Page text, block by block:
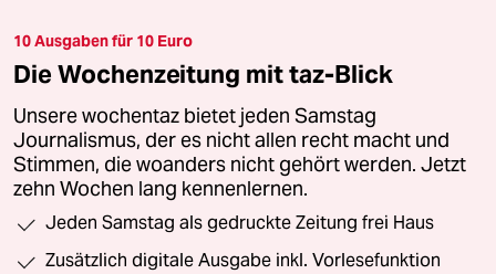
10 Ausgaben für 10 Euro
Die Wochenzeitung mit taz-Blick
Unsere wochentaz bietet jeden Samstag
Journalismus, der es nicht allen recht macht und
Stimmen, die woanders nicht gehört werden. Jetzt
zehn Wochen lang kennenlernen.
Jeden Samstag als gedruckte Zeitung frei Haus
Zusätzlich digitale Ausgabe inkl. Vorlesefunktion